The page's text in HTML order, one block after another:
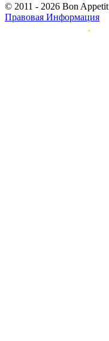
© 2011 - 2026 Bon Appetit
Правовая Информация